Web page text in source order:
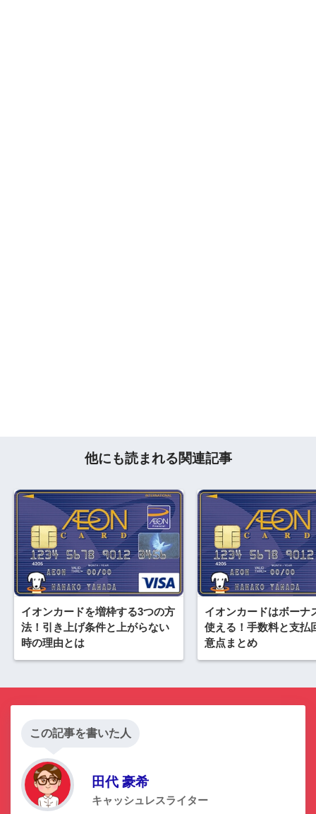
他にも読まれる関連記事
イオンカードを増枠する3つの方
法！引き上げ条件と上がらない
時の理由とは
イオンカードはボーナ
使える！手数料と支払
意点まとめ
この記事を書いた人
田代 豪希
キャッシュレスライター